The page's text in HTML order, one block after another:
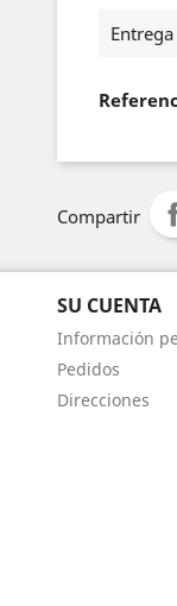
Entrega
Compartir
SU CUENTA
Información
Pedidos
Direcciones